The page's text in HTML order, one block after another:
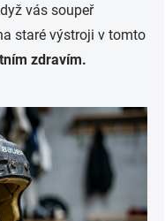
vás soupeř
staré výstroji v tomto
zdravím.